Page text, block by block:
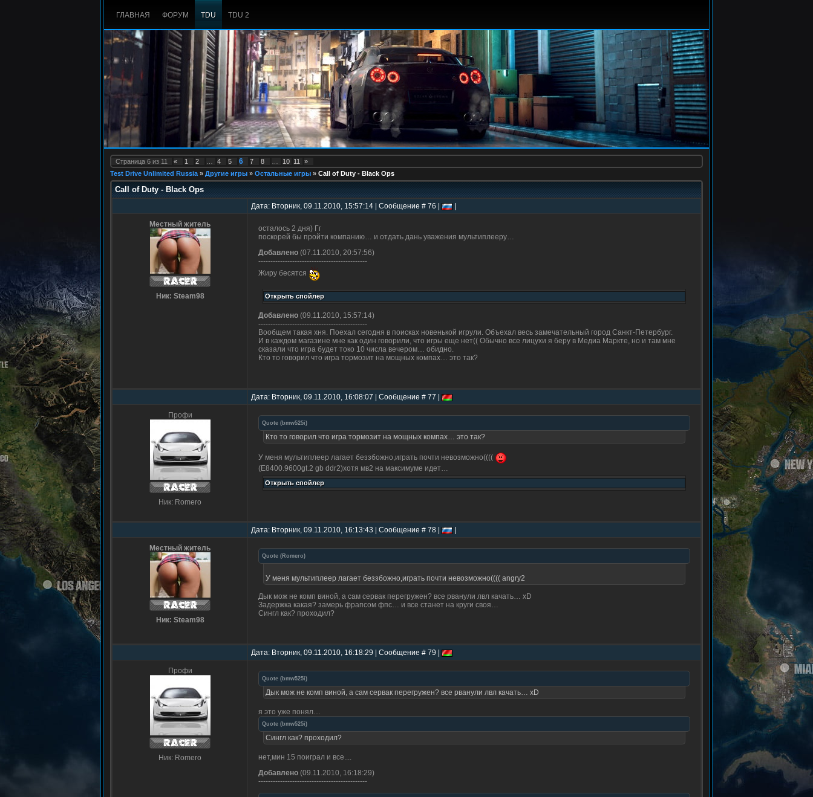
ГЛАВНАЯ ФОРУМ TDU TDU 2
Страница 6 из 11 « 1 2 4 5 6 7 8 10 11
»
Test Drive Unlimited Russia » Другие игры » Остальные игры » Call of Duty - Black Ops
Call of Duty - Black Ops
Дата: Вторник, 09.11.2010, 15:57:14 | Сообщение # 76 |
Местный житель
Ник: Steam98
осталось 2 дня) Гг
поскорей бы пройти компанию… и отдать дань уважения мультиплееру…
Добавлено (07.11.2010, 20:57:56)
---------------------------------------------
Жиру бесятся
Добавлено (09.11.2010, 15:57:14)
---------------------------------------------
Вообщем такая хня. Поехал сегодня в поисках новенькой игрули. Объехал весь замечательный город Санкт-Петербург.
И в каждом магазине мне как один говорили, что игры еще нет(( Обычно все лицухи я беру в Медиа Маркте, но и там мне
сказали что игра будет токо 10 числа вечером… обидно.
Кто то говорил что игра тормозит на мощных компах… это так?
Дата: Вторник, 09.11.2010, 16:08:07 | Сообщение # 77 |
Профи
Ник: Romero
Quote ( bmw525i)
Кто то говорил что игра тормозит на мощных компах… это так?
У меня мультиплеер лагает беззбожно,играть почти невозможно((((
(E8400.9600gt.2 gb ddr2)хотя мв2 на максимуме идет…
Дата: Вторник, 09.11.2010, 16:13:43 | Сообщение # 78 |
Местный житель
Ник: Steam98
Quote ( Romero)
У меня мультиплеер лагает беззбожно,играть почти невозможно(((( angry2
Дык мож не комп виной, а сам сервак перегружен? все рванули лвл качать… xD
Задержка какая? замерь фрапсом фпс… и все станет на круги своя…
Сингл как? проходил?
Дата: Вторник, 09.11.2010, 16:18:29 | Сообщение # 79 |
Профи
Ник: Romero
Quote ( bmw525i)
Дык мож не комп виной, а сам сервак перегружен? все рванули лвл качать… xD
я это уже понял…
Quote ( bmw525i)
Сингл как? проходил?
нет,мин 15 поиграл и все....
Добавлено (09.11.2010, 16:18:29)
---------------------------------------------